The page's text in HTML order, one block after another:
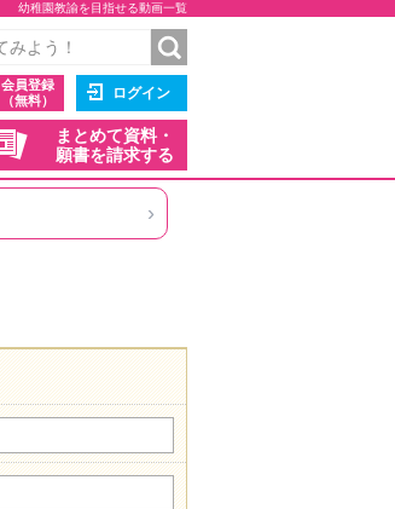
幼稚園教諭を目指せる動画一覧
会員登録
（無料）
ログイン
まとめて資料・
願書を請求する
›